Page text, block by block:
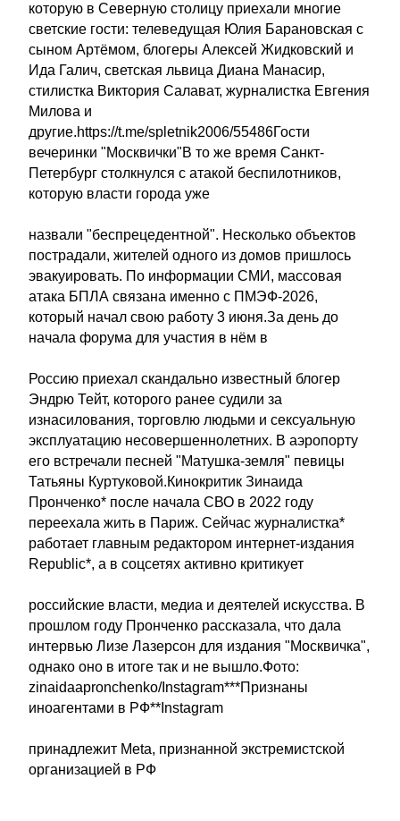
которую в Северную столицу приехали многие
светские гости: телеведущая Юлия Барановская с
сыном Артёмом, блогеры Алексей Жидковский и
Ида Галич, светская львица Диана Манасир,
стилистка Виктория Салават, журналистка Евгения
Милова и
другие.https://t.me/spletnik2006/55486Гости
вечеринки "Москвички"В то же время Санкт-
Петербург столкнулся с атакой беспилотников,
которую власти города уже
назвали "беспрецедентной". Несколько объектов
пострадали, жителей одного из домов пришлось
эвакуировать. По информации СМИ, массовая
атака БПЛА связана именно с ПМЭФ-2026,
который начал свою работу 3 июня.За день до
начала форума для участия в нём в
Россию приехал скандально известный блогер
Эндрю Тейт, которого ранее судили за
изнасилования, торговлю людьми и сексуальную
эксплуатацию несовершеннолетних. В аэропорту
его встречали песней "Матушка-земля" певицы
Татьяны Куртуковой.Кинокритик Зинаида
Пронченко* после начала СВО в 2022 году
переехала жить в Париж. Сейчас журналистка*
работает главным редактором интернет-издания
Republic*, а в соцсетях активно критикует
российские власти, медиа и деятелей искусства. В
прошлом году Пронченко рассказала, что дала
интервью Лизе Лазерсон для издания "Москвичка",
однако оно в итоге так и не вышло.Фото:
zinaidaapronchenko/Instagram***Признаны
иноагентами в РФ**Instagram
принадлежит Meta, признанной экстремистской
организацией в РФ